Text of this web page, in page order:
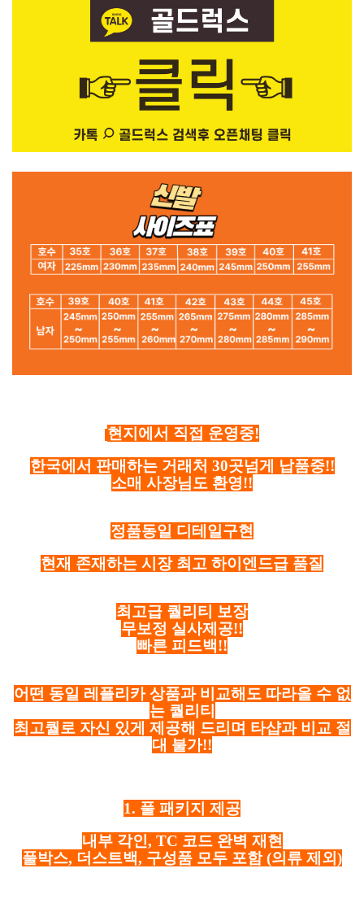
현지에서 직접 운영중!
한국에서 판매하는 거래처 30곳넘게 납품중!!
소매 사장님도 환영!!
정품동일 디테일구현
현재 존재하는 시장 최고 하이엔드급 품질
최고급 퀄리티 보장
무보정 실사제공!!
빠른 피드백!!
어떤 동일 레플리카 상품과 비교해도 따라올 수 없
는 퀄리티
최고퀄로 자신 있게 제공해 드리며 타샵과 비교 절
대 불가!!
1. 풀 패키지 제공
내부 각인, TC 코드 완벽 재현
풀박스, 더스트백, 구성품 모두 포함 (의류 제외)